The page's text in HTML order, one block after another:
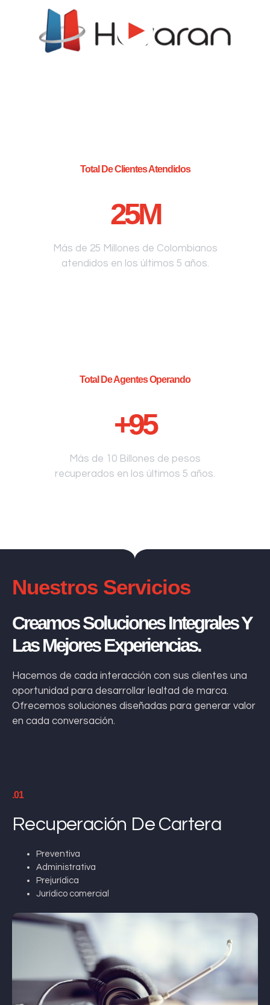
Total De Clientes Atendidos
25M
Más de 25 Millones de Colombianos
atendidos en los últimos 5 años.
Total De Agentes Operando
+95
Más de 10 Billones de pesos
recuperados en los últimos 5 años.
Nuestros Servicios
Creamos Soluciones Integrales Y
Las Mejores Experiencias.
Hacemos de cada interacción con sus clientes una
oportunidad para desarrollar lealtad de marca.
Ofrecemos soluciones diseñadas para generar valor
en cada conversación.
.01
Recuperación De Cartera
Preventiva
Administrativa
Prejurídica
Jurídico comercial